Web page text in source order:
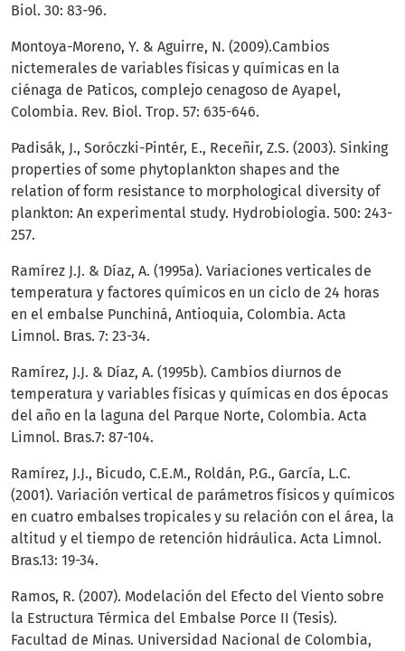
Biol. 30: 83-96.
Montoya-Moreno, Y. & Aguirre, N. (2009).Cambios
nictemerales de variables físicas y químicas en la
ciénaga de Paticos, complejo cenagoso de Ayapel,
Colombia. Rev. Biol. Trop. 57: 635-646.
Padisák, J., Soróczki-Pintér, E., Receñir, Z.S. (2003). Sinking
properties of some phytoplankton shapes and the
relation of form resistance to morphological diversity of
plankton: An experimental study. Hydrobiologia. 500: 243-
257.
Ramírez J.J. & Díaz, A. (1995a). Variaciones verticales de
temperatura y factores químicos en un ciclo de 24 horas
en el embalse Punchiná, Antioquia, Colombia. Acta
Limnol. Bras. 7: 23-34.
Ramírez, J.J. & Díaz, A. (1995b). Cambios diurnos de
temperatura y variables físicas y químicas en dos épocas
del año en la laguna del Parque Norte, Colombia. Acta
Limnol. Bras.7: 87-104.
Ramírez, J.J., Bicudo, C.E.M., Roldán, P.G., García, L.C.
(2001). Variación vertical de parámetros físicos y químicos
en cuatro embalses tropicales y su relación con el área, la
altitud y el tiempo de retención hidráulica. Acta Limnol.
Bras.13: 19-34.
Ramos, R. (2007). Modelación del Efecto del Viento sobre
la Estructura Térmica del Embalse Porce II (Tesis).
Facultad de Minas. Universidad Nacional de Colombia,